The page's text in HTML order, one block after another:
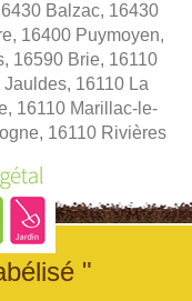
Balzac, 16430
16400 Puymoyen,
16590 Brie, 16110
16110 La
16110 Marillac-le-
16110 Rivières
"